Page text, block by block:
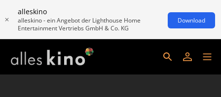
alleskino
alleskino - ein Angebot der Lighthouse Home
Entertainment Vertriebs GmbH & Co. KG
Download